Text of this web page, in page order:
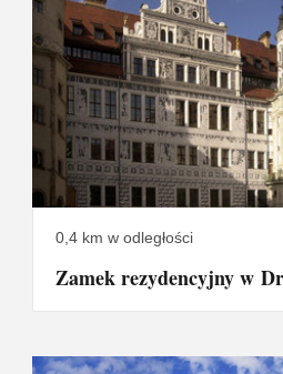
0,4 km w odległości
Zamek rezydencyjny w